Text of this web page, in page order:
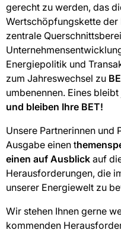
gerecht zu werden, das
Wertschöpfungskette
zentrale
Energiepolitik und
zum Jahreswechsel zu
umbenennen. Eines
und bleiben Ihre BET!
Unsere Partnerinnen und
Ausgabe einen t
einen auf Ausblick auf
Herausforderungen, die
unserer Energiewelt zu
Wir stehen Ihnen gerne
kommenden